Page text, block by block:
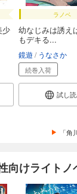
少
ラノベ
幼なじみは誘え
もデキる...
鏡遊 うなさか
続巻入荷
試し
「
向けライトノ